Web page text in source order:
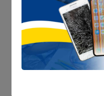
IKLAN HUT TANJAB
80 (11 Agustus 2025)